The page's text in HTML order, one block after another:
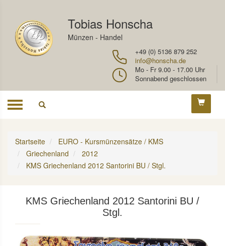
Tobias Honscha
Münzen - Handel
+49 (0) 5136 879 252
info@honscha.de
Mo - Fr 9.00 - 17.00 Uhr
Sonnabend geschlossen
Toggle
Startseite
EURO - Kursmünzensätze / KMS
Griechenland
2012
KMS Griechenland 2012 Santorini BU / Stgl.
KMS Griechenland 2012 Santorini BU /
Stgl.